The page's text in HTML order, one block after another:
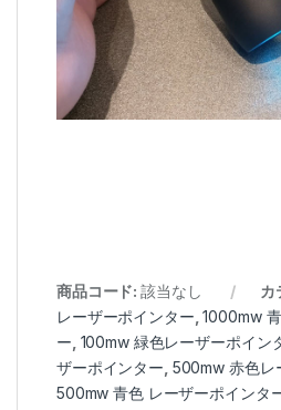
商品コード:該当なし カ
レーザーポインター ,1000mw
ー 100mw 緑色レーザーポイン
ザーポインター 500mw 赤色レ
500mw 青色 レーザーポインタ